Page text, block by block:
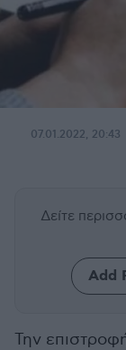
07.01.2022, 20:43
Δείτε
Add
Την